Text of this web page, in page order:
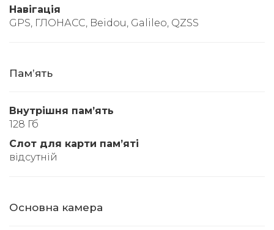
Навігація
GPS, ГЛОНАСС, Beidou, Galileo, QZSS
Памʼять
Внутрішня памʼять
128 Гб
Слот для карти памʼяті
відсутній
Основна камера